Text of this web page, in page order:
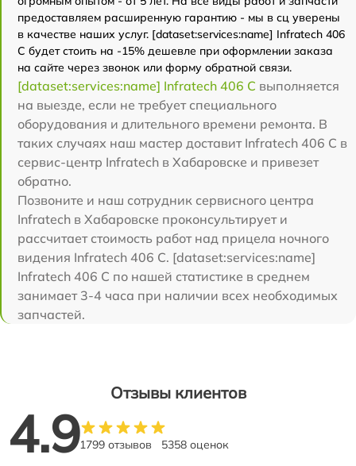
предоставляем расширенную гарантию - мы в сц уверены
в качестве наших услуг. [dataset:services:name] Infratech 406
С будет стоить на -15% дешевле при оформлении заказа
на сайте через звонок или форму обратной связи.
[dataset:services:name] Infratech 406 С выполняется
на выезде, если не требует специального
оборудования и длительного времени ремонта. В
таких случаях наш мастер доставит Infratech 406 С в
сервис-центр Infratech в Хабаровске и привезет
обратно.
Позвоните и наш сотрудник сервисного центра
Infratech в Хабаровске проконсультирует и
рассчитает стоимость работ над прицела ночного
видения Infratech 406 С. [dataset:services:name]
Infratech 406 С по нашей статистике в среднем
занимает 3-4 часа при наличии всех необходимых
запчастей.
Отзывы клиентов
4.91799 отзывов 5358 оценок